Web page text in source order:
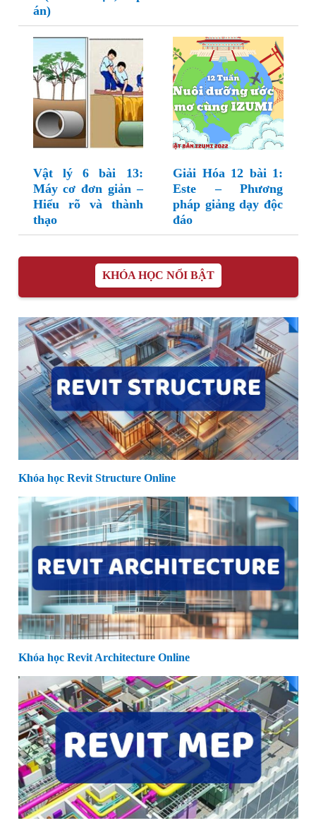
án)
Vật lý 6 bài 13:
Máy cơ đơn giản –
Hiểu rõ và thành
thạo
Giải Hóa 12 bài 1:
Este – Phương
pháp giảng dạy độc
đáo
KHÓA HỌC NỔI BẬT
Khóa học Revit Structure Online
Khóa học Revit Architecture Online